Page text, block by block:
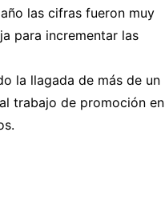
las cifras fueron muy
para incrementar las
la llagada de más de un
trabajo de promoción en